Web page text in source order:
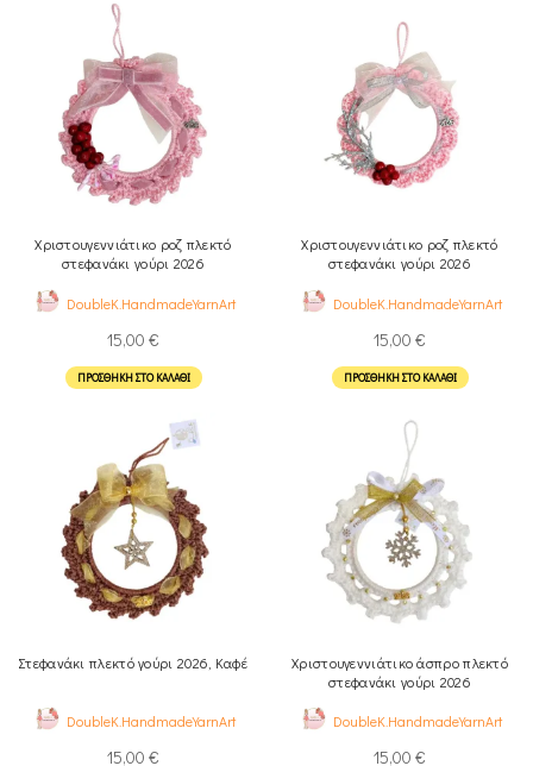
Χριστουγεννιάτικο ροζ πλεκτό
στεφανάκι γούρι 2026
DoubleK.HandmadeYarnArt
15,00 €
ΠΡΟΣΘΉΚΗ ΣΤΟ ΚΑΛΆΘΙ
Χριστουγεννιάτικο ροζ πλεκτό
στεφανάκι γούρι 2026
DoubleK.HandmadeYarnArt
15,00 €
ΠΡΟΣΘΉΚΗ ΣΤΟ ΚΑΛΆΘΙ
Στεφανάκι πλεκτό γούρι 2026, Καφέ
DoubleK.HandmadeYarnArt
15,00 €
Χριστουγεννιάτικο άσπρο πλεκτό
στεφανάκι γούρι 2026
DoubleK.HandmadeYarnArt
15,00 €